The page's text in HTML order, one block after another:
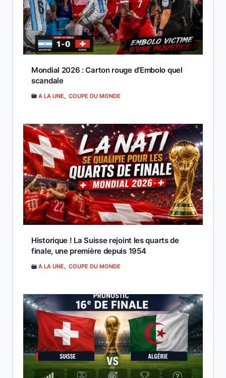
Mondial 2026 : Carton rouge d’Embolo quel
scandale
A LA UNE, COUPE DU MONDE
Historique ! La Suisse rejoint les quarts de
finale, une première depuis 1954
A LA UNE, COUPE DU MONDE